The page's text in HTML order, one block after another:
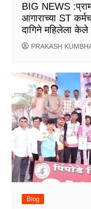
BIG NEWS
आगाराच्या ST
दागिने महिलेला केले
PRAKASH
Blog